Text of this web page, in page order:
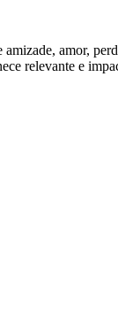
amor,
relevante e